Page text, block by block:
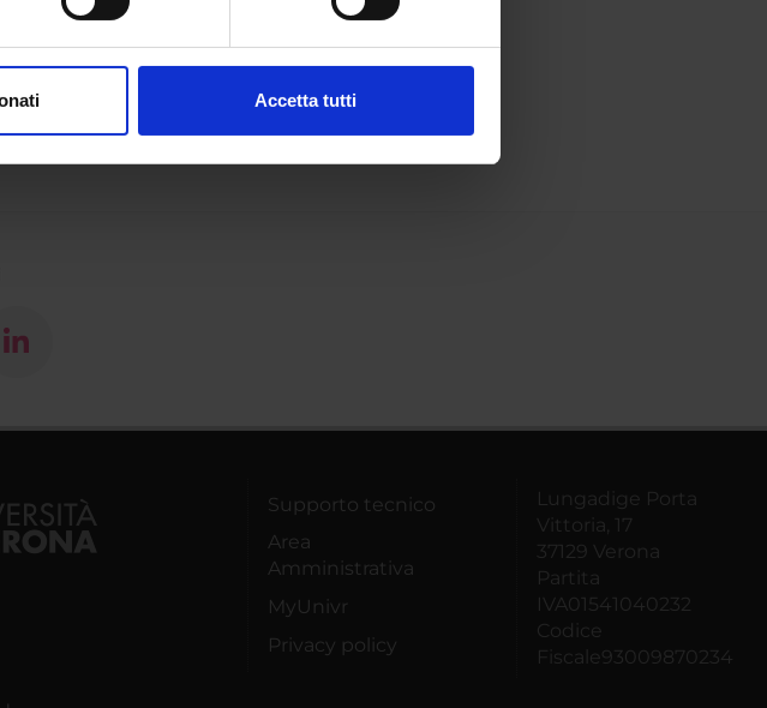
sui cookie.
Accetta tutti
Supporto tecnico
Area
Amministrativa
MyUnivr
Privacy policy
Lungadige Porta
Vittoria, 17
37129 Verona
Partita
IVA01541040232
Codice
Fiscale93009870234